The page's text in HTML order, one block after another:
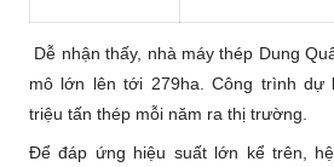
Dễ nhận thấy, nhà máy thép Dung
mô lớn lên tới 279ha. Công trình dự
triệu tấn thép mỗi năm ra thị trường.
Để đáp ứng hiệu suất lớn kể trên,